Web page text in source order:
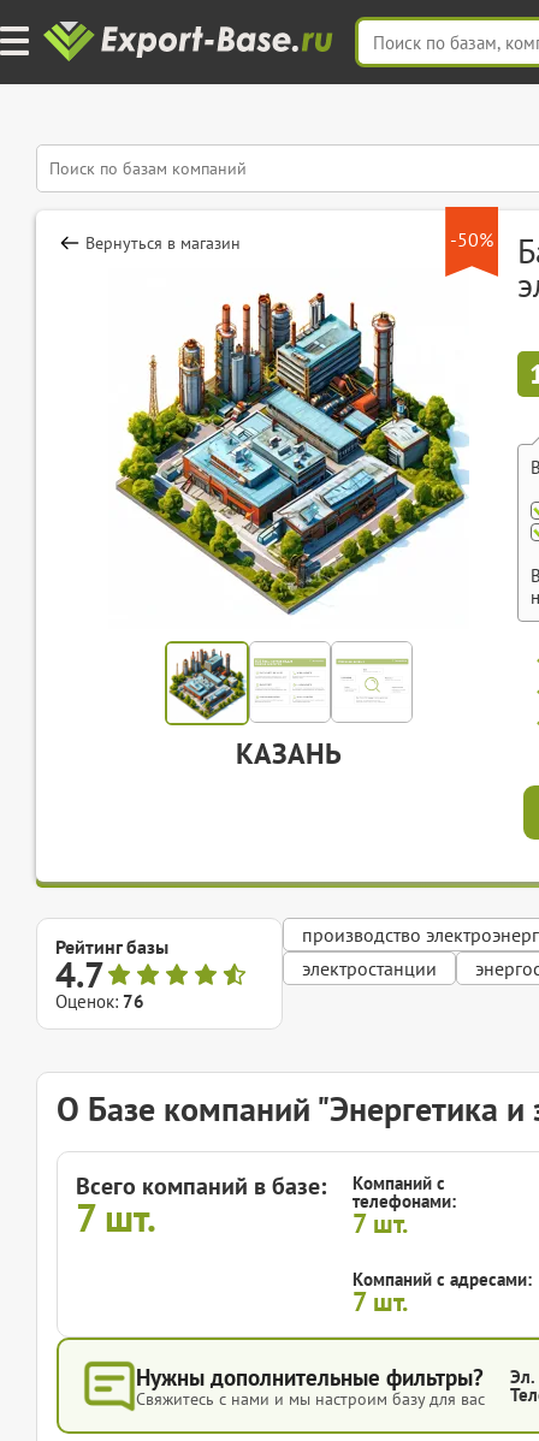
-50%
Вернуться в магазин
КАЗАНЬ
Рейтинг базы
4.7
Оценок: 76
производство
электростанции
О Базе компаний "Энергетика и
Всего компаний в базе:
7шт.
Компаний с
телефонами:
7 шт.
Компаний с адресами:
7 шт.
Нужны дополнительные фильтры?
Свяжитесь с нами и мы настроим базу для вас
Эл.